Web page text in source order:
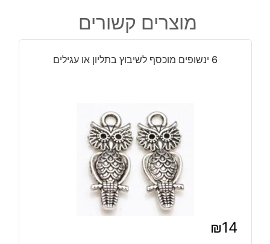
שרשרת
פנינים
במידה:
מוצרים קשורים
6 ינשופים מוכסף לשיבוץ בתליון או עגילים
₪14